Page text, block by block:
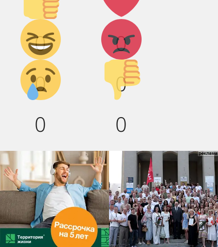
0 0
Дикий
смех!
0
Агрессия!
0
Грусть :(
0
Палец
вниз!
0